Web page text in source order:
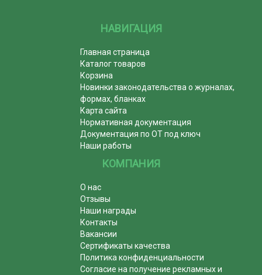
НАВИГАЦИЯ
Главная страница
Каталог товаров
Корзина
Новинки законодательства о журналах,
формах, бланках
Карта сайта
Нормативная документация
Документация по ОТ под ключ
Наши работы
КОМПАНИЯ
О нас
Отзывы
Наши награды
Контакты
Вакансии
Сертификаты качества
Политика конфиденциальности
Согласие на получение рекламных и